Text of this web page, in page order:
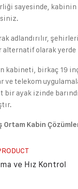
sayesinde,
adlandırılır,
alternatif olarak
kabineti, birkaç 19
ve telekom
bir ayak izinde
Ortam Kabin
ve Hız Kontrol